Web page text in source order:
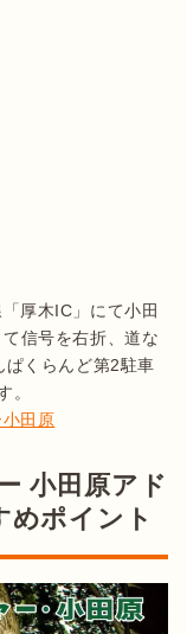
厚木IC」にて小田
信号を右折、道な
ぱくらんど第2駐車
。
田原
小田原アド
めポイント